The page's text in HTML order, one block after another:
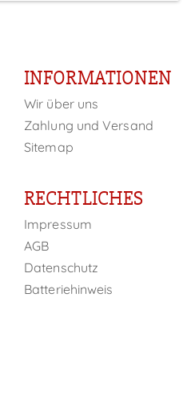
INFORMATIONEN
Wir über uns
Zahlung und Versand
Sitemap
RECHTLICHES
Impressum
AGB
Datenschutz
Batteriehinweis